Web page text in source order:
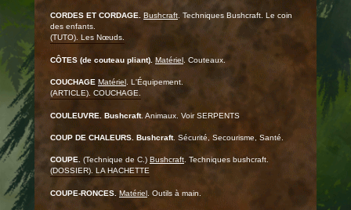
CORDES ET CORDAGE. Bushcraft . Techniques Bushcraft. Le coin
des enfants.
(TUTO). Les Nœuds.
CÔTES (de couteau pliant). Matériel . Couteaux.
COUCHAGE Matériel . L'Équipement.
(ARTICLE). COUCHAGE.
COULEUVRE. Bushcraft. Animaux. Voir SERPENTS
COUP DE CHALEURS. Bushcraft. Sécurité, Secourisme, Santé.
COUPE. (Technique de C.) Bushcraft . Techniques bushcraft.
(DOSSIER). LA HACHETTE
COUPE-RONCES. Matériel . Outils à main.